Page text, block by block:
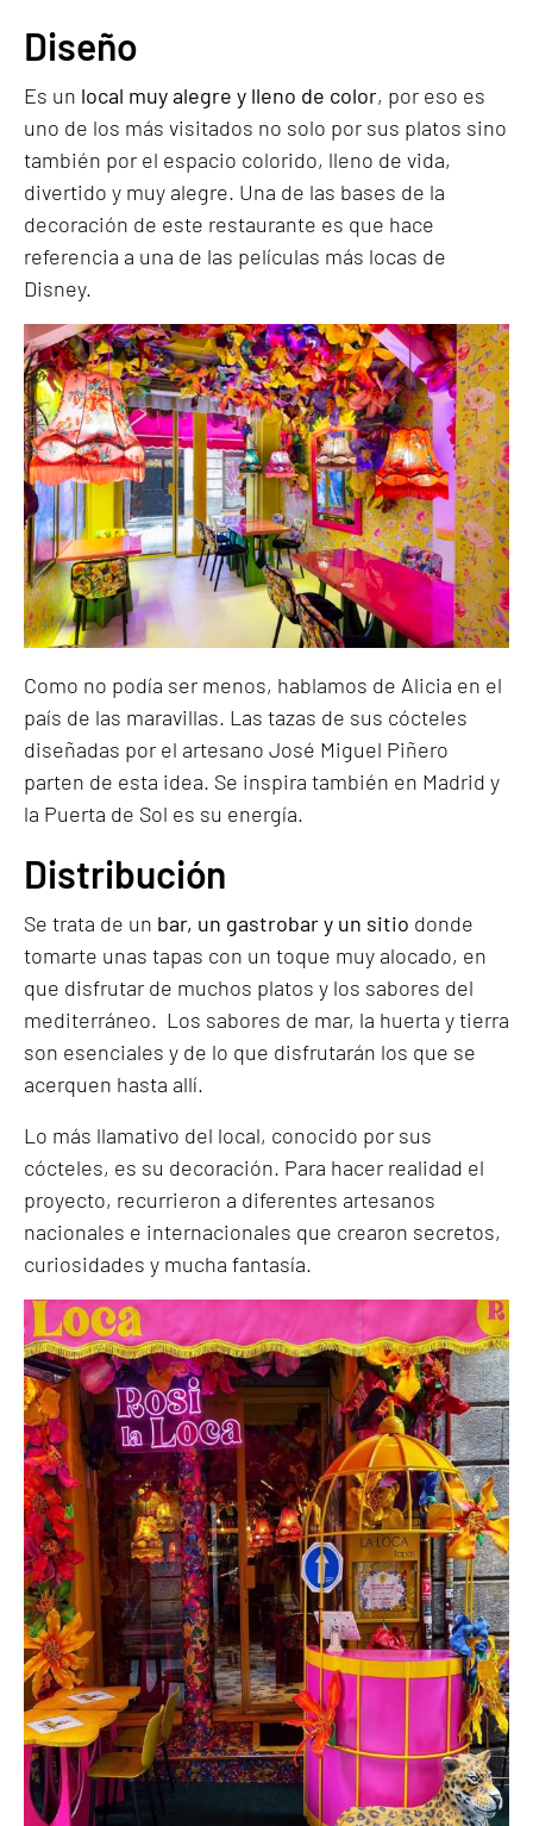
Diseño
Es un local muy alegre y lleno de color, por eso es
uno de los más visitados no solo por sus platos sino
también por el espacio colorido, lleno de vida,
divertido y muy alegre. Una de las bases de la
decoración de este restaurante es que hace
referencia a una de las películas más locas de
Disney.
Como no podía ser menos, hablamos de Alicia en el
país de las maravillas. Las tazas de sus cócteles
diseñadas por el artesano José Miguel Piñero
parten de esta idea. Se inspira también en Madrid y
la Puerta de Sol es su energía.
Distribución
Se trata de un bar, un gastrobar y un sitio donde
tomarte unas tapas con un toque muy alocado, en
que disfrutar de muchos platos y los sabores del
mediterráneo. Los sabores de mar, la huerta y tierra
son esenciales y de lo que disfrutarán los que se
acerquen hasta allí.
Lo más llamativo del local, conocido por sus
cócteles, es su decoración. Para hacer realidad el
proyecto, recurrieron a diferentes artesanos
nacionales e internacionales que crearon secretos,
curiosidades y mucha fantasía.